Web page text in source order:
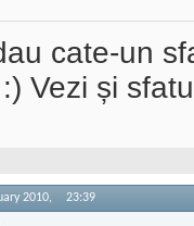
cate-un
Vezi și
2010, 23:39